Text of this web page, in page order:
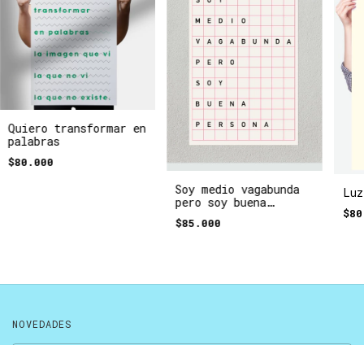
Quiero transformar en
palabras
$80.000
Soy medio vagabunda
pero soy buena
persona
$85.000
NOVEDADES